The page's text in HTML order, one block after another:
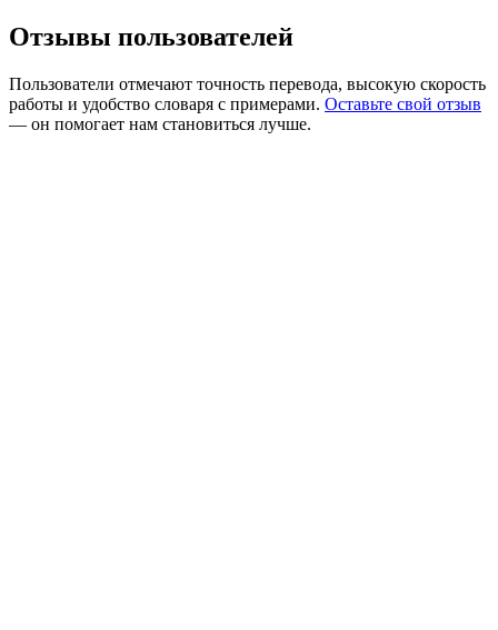
Отзывы пользователей
Пользователи отмечают точность перевода, высокую скорость
работы и удобство словаря с примерами. Оставьте свой отзыв
— он помогает нам становиться лучше.